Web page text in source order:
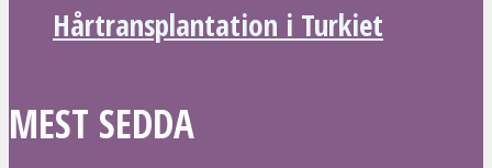
Hårtransplantation i Turkiet
MEST SEDDA